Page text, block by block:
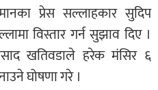
प्रेस सल्लाहकार सुदिप
विस्तार गर्न सुझाव दिए ।
खतिवडाले हरेक मंसिर ६
घोषणा गरे ।